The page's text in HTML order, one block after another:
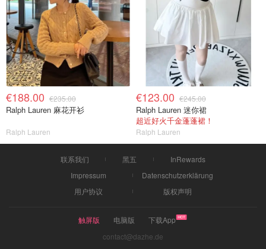
€188.00 €235.00
Ralph Lauren 麻花开衫
Ralph Lauren
€123.00 €245.00
Ralph Lauren 迷你裙
超近好火千金蓬蓬裙！
Ralph Lauren
联系我们 黑五
InRewards
Impressum
Datenschutzerklärung
用户协议
版权声明
触屏版 电脑版
下载App
contact@dazhe.de